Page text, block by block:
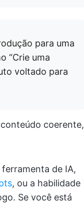
para uma
“Crie uma
voltado para
coerente,
de IA,
, ou a habilidade
Se você está